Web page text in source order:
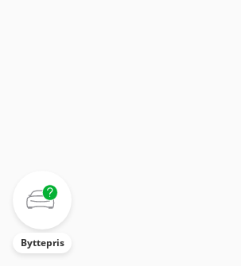
Byttepris